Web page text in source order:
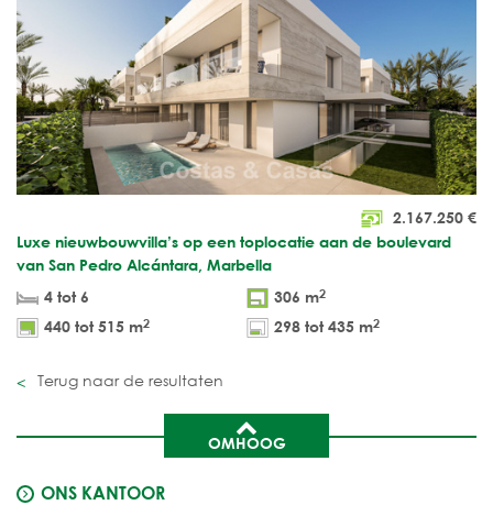
2.167.250 €
Luxe nieuwbouwvilla’s op een toplocatie aan de boulevard
van San Pedro Alcántara, Marbella
4 tot 6
306 m2
440 tot 515 m2 298 tot 435 m2
Terug naar de resultaten
OMHOOG
ONS KANTOOR